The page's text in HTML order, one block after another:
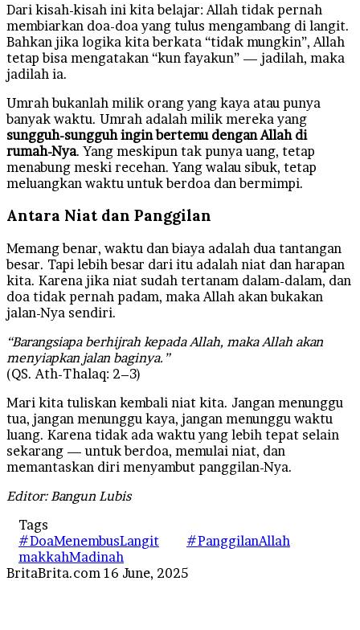
Dari kisah-kisah ini kita belajar: Allah tidak pernah
membiarkan doa-doa yang tulus mengambang di langit.
Bahkan jika logika kita berkata “tidak mungkin”, Allah
tetap bisa mengatakan “kun fayakun” — jadilah, maka
jadilah ia.
Umrah bukanlah milik orang yang kaya atau punya
banyak waktu. Umrah adalah milik mereka yang
sungguh-sungguh ingin bertemu dengan Allah di
rumah-Nya. Yang meskipun tak punya uang, tetap
menabung meski recehan. Yang walau sibuk, tetap
meluangkan waktu untuk berdoa dan bermimpi.
Antara Niat dan Panggilan
Memang benar, waktu dan biaya adalah dua tantangan
besar. Tapi lebih besar dari itu adalah niat dan harapan
kita. Karena jika niat sudah tertanam dalam-dalam, dan
doa tidak pernah padam, maka Allah akan bukakan
jalan-Nya sendiri.
“Barangsiapa berhijrah kepada Allah, maka Allah akan
menyiapkan jalan baginya.”
(QS. Ath-Thalaq: 2–3)
Mari kita tuliskan kembali niat kita. Jangan menunggu
tua, jangan menunggu kaya, jangan menunggu waktu
luang. Karena tidak ada waktu yang lebih tepat selain
sekarang — untuk berdoa, memulai niat, dan
memantaskan diri menyambut panggilan-Nya.
Editor: Bangun Lubis
Tags
#DoaMenembusLangit
#PanggilanAllah
makkahMadinah
BritaBrita.com Send
16 June, 2025